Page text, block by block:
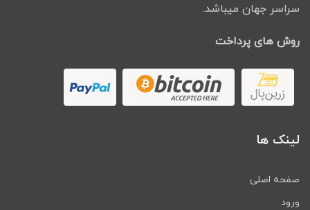
سراسر جهان میباشد.
روش های پرداخت
لینک ها
صفحه اصلی
ورود